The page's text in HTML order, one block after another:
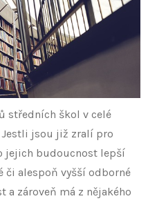
středních škol v celé
jsou již zralí pro
jejich budoucnost lepší
či alespoň vyšší odborné
a zároveň má z nějakého